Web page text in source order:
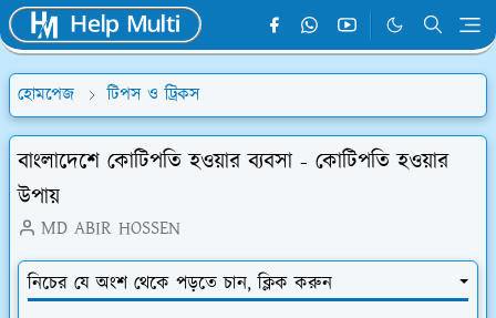
হোমপেজ টিপস ও ট্রিকস
বাংলাদেশে কোটিপতি হওয়ার ব্যবসা - কোটিপতি হওয়ার
উপায়
MD ABIR HOSSEN
নিচের যে অংশ থেকে পড়তে চান, ক্লিক করুন